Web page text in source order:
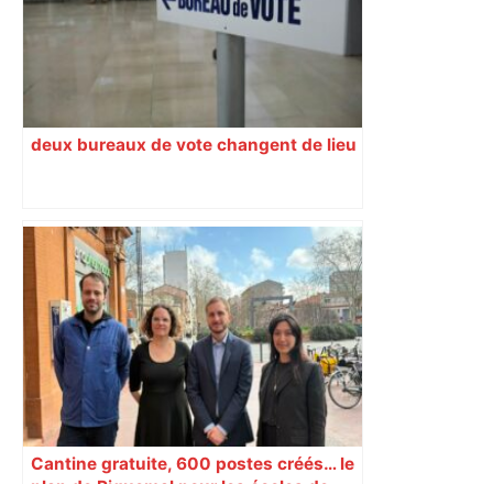
deux bureaux de vote changent de lieu
Cantine gratuite, 600 postes créés… le